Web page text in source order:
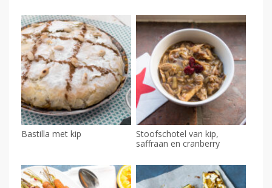
Bastilla met kip
Stoofschotel van kip,
saffraan en cranberry